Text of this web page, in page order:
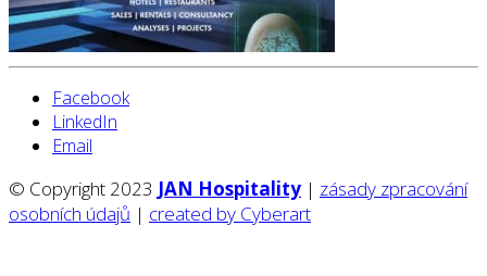
Facebook
LinkedIn
Email
© Copyright 2023 JAN Hospitality | zásady zpracování
osobních údajů | created by Cyberart